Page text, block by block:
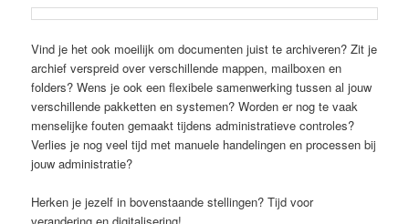
Vind je het ook moeilijk om documenten juist te archiveren? Zit je
archief verspreid over verschillende mappen, mailboxen en
folders? Wens je ook een flexibele samenwerking tussen al jouw
verschillende pakketten en systemen? Worden er nog te vaak
menselijke fouten gemaakt tijdens administratieve controles?
Verlies je nog veel tijd met manuele handelingen en processen bij
jouw administratie?
Herken je jezelf in bovenstaande stellingen? Tijd voor